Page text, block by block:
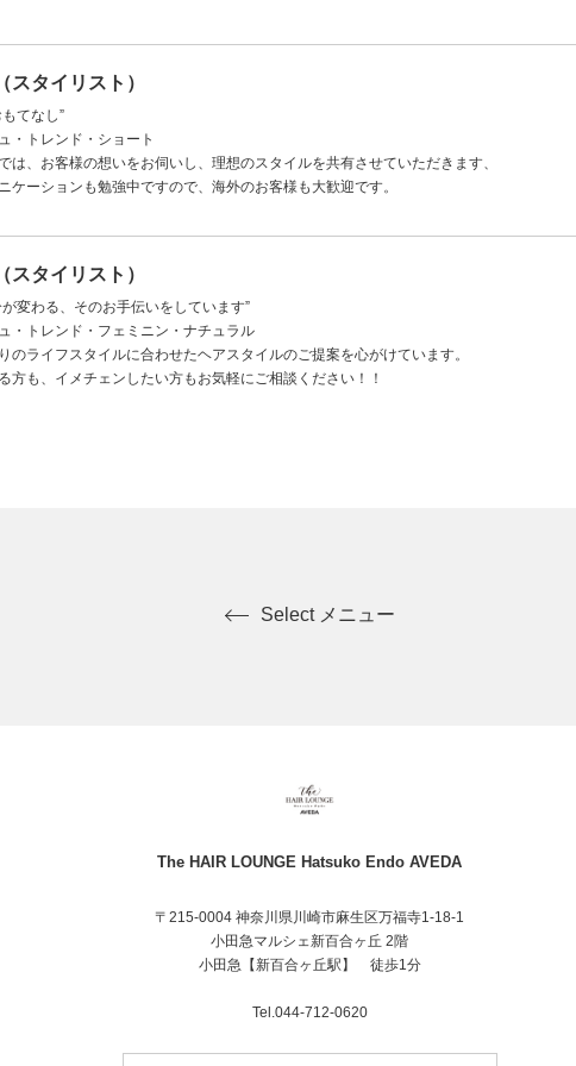
タイリスト）
てなし”
・トレンド・ショート
は、お客様の想いをお伺いし、理想のスタイルを共有させていただきます、
ケーションも勉強中ですので、海外のお客様も大歓迎です。
タイリスト）
変わる、そのお手伝いをしています”
・トレンド・フェミニン・ナチュラル
のライフスタイルに合わせたヘアスタイルのご提案を心がけています。
方も、イメチェンしたい方もお気軽にご相談ください！！
Select メニュー
The HAIR LOUNGE Hatsuko Endo AVEDA
〒215-0004 神奈川県川崎市麻生区万福寺1-18-1
小田急マルシェ新百合ヶ丘 2階
小田急【新百合ヶ丘駅】 徒歩1分
Tel.044-712-0620